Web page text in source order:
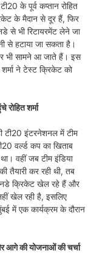
के पूर्व कप्तान रोहित
के मैदान से दूर हैं, फिर
से भी रिटायरमेंट लेने जा
से हटाया जा सकता है।
भी सामने आ जाते हैं। इस
शर्मा ने टेस्ट क्रिकेट को
शर्मा
टी20 इंटरनेशनल में टीम
वर्ल्ड कप का खिताब
वहीं जब टीम इंडिया
तैयारी कर रही थी, तब
क्रिकेट खेल रहे हैं और
खेल रही है, इसलिए
में एक कार्यक्रम के दौरान
आगे की योजनाओं की चर्चा